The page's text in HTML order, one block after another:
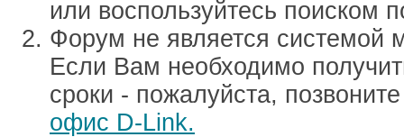
или воспользуйтесь поиском
Форум не является системой
Если Вам необходимо
сроки - пожалуйста,
офис D-Link.